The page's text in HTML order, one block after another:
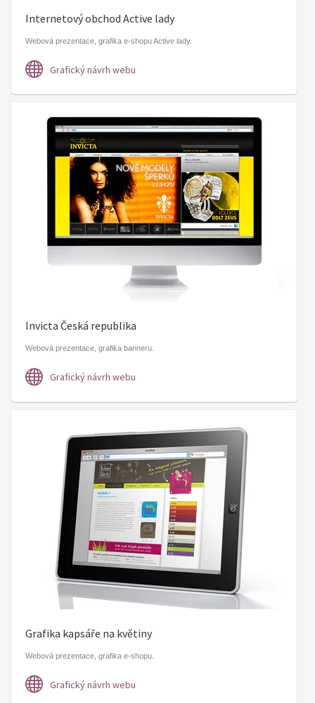
Internetový obchod Active lady
​Webová prezentace, grafika e-shopu Active lady.
Grafický návrh webu
Invicta Česká republika
​Webová prezentace, grafika banneru.
Grafický návrh webu
Grafika kapsáře na květiny
Webová prezentace, grafika e-shopu.
Grafický návrh webu